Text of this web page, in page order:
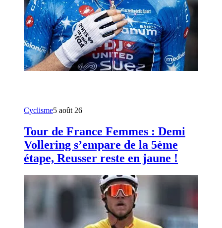
Cyclisme5 août 26
Tour de France Femmes : Demi
Vollering s’empare de la 5ème
étape, Reusser reste en jaune !